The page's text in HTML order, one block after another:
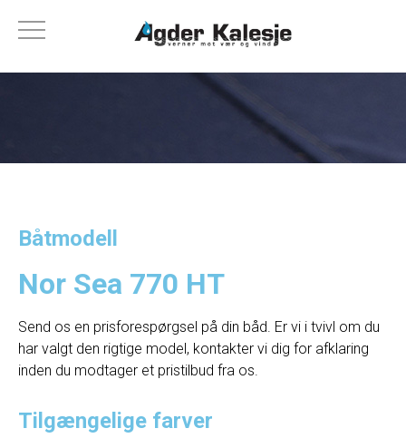
Båtmodell
Nor Sea 770 HT
Send os en prisforespørgsel på din båd. Er vi i tvivl om du
har valgt den rigtige model, kontakter vi dig for afklaring
inden du modtager et pristilbud fra os.
Tilgængelige farver